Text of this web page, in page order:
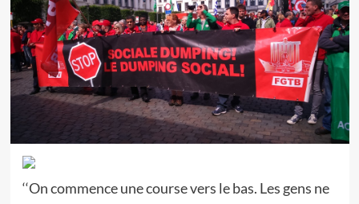
‘‘On commence une course vers le bas. Les gens ne